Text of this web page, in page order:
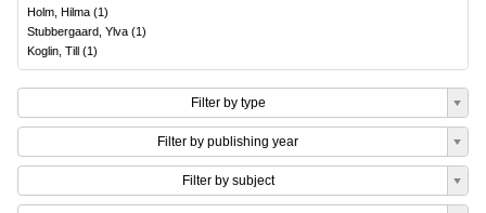
Holm, Hilma (1)
Stubbergaard, Ylva (1)
Koglin, Till (1)
Filter by type
Filter by publishing year
Filter by subject